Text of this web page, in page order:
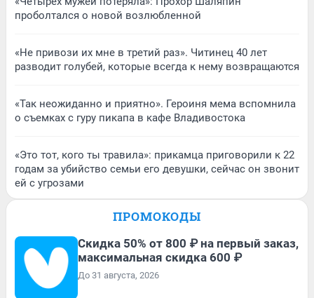
проболтался о новой возлюбленной
«Не привози их мне в третий раз». Читинец 40 лет
разводит голубей, которые всегда к нему возвращаются
«Так неожиданно и приятно». Героиня мема вспомнила
о съемках с гуру пикапа в кафе Владивостока
«Это тот, кого ты травила»: прикамца приговорили к 22
годам за убийство семьи его девушки, сейчас он звонит
ей с угрозами
ПРОМОКОДЫ
Скидка 50% от 800 ₽ на первый заказ,
максимальная скидка 600 ₽
До 31 августа, 2026